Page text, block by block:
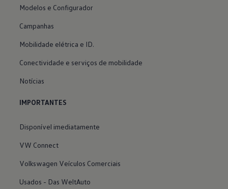
Modelos e Configurador
Campanhas
Mobilidade elétrica e ID.
Conectividade e serviços de mobilidade
Notícias
IMPORTANTES
Disponível imediatamente
VW Connect
Volkswagen Veículos Comerciais
Usados - Das WeltAuto